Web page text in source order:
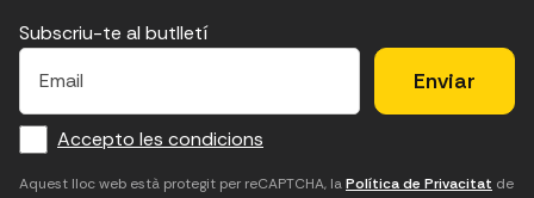
E
f
o
r
E
c
a
m
H
u
d
'
×
Subscriu-te al butlletí
E
a
i
Accepto les condicions
Aquest lloc web està protegit per reCAPTCHA, laPolítica de Privacitat de